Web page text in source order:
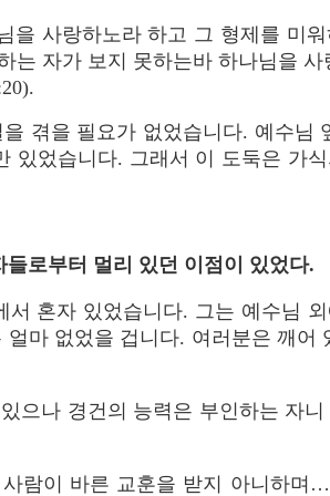
을 사랑하노라 하고 그 형제를 미
는 자가 보지 못하는바 하나님을 사
겪을 필요가 없었습니다. 예수님
있었습니다. 그래서 이 도둑은 가
로부터 멀리 있던 이점이 있었다.
서 혼자 있었습니다. 그는 예수님
마 없었을 겁니다. 여러분은 깨
으나 경건의 능력은 부인하는 자
람이 바른 교훈을 받지 아니하며